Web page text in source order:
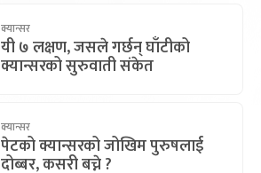
क्यान्सर
यी ७ लक्षण, जसले गर्छन् घाँटीको
क्यान्सरको सुरुवाती संकेत
क्यान्सर
पेटको क्यान्सरको जोखिम पुरुषलाई
दोब्बर, कसरी बच्ने ?